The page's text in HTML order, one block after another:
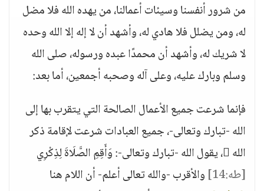
من شرور أنفسنا وسيئات أعمالنا، من يهده الله فلا مضل
له، ومن يضلل فلا هادي له، وأشهد أن لا إله إلا الله وحده
لا شريك له، وأشهد أن محمدًا عبده ورسوله، صلى الله
وسلم وبارك عليه، وعلى آله وصحبه أجمعين، أما بعد:
فإنما شرعت جميع الأعمال الصالحة التي يتقرب بها إلى
الله -تبارك وتعالى-، جميع العبادات شرعت لإقامة ذكر
الله ، يقول الله -تبارك وتعالى-: وَأَقِمِ الصَّلَاةَ لِذِكْرِي
[طه:14]
والأقرب -والله تعالى أعلم- أن اللام هنا